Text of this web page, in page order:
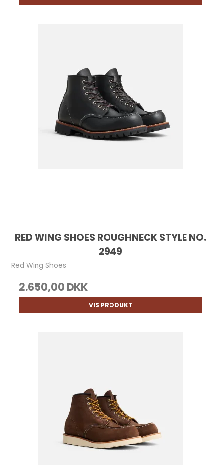
RED WING SHOES ROUGHNECK STYLE NO.
2949
Red Wing Shoes
2.650,00 DKK
VIS PRODUKT